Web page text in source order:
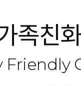
족친
Friendly